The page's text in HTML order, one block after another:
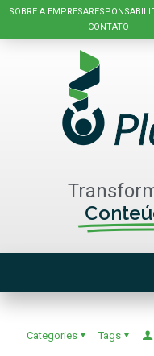
SOBRE A EMPRESA
CONTATO
Categories Tags